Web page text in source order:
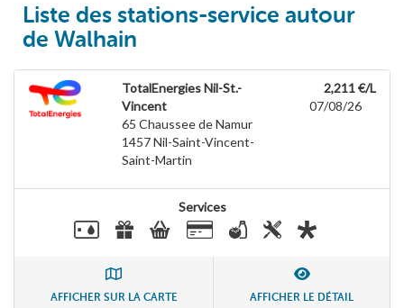
Liste des stations-service autour
de Walhain
TotalEnergies Nil-St.-
Vincent
65 Chaussee de Namur
1457Nil-Saint-Vincent-
Saint-Martin
2,211 €/L
07/08/26
Services
AFFICHER SUR LA CARTE AFFICHER LE DÉTAIL